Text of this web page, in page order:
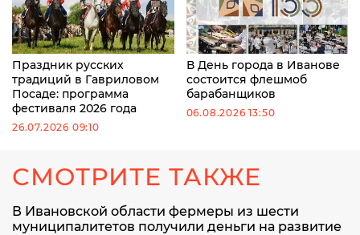
Праздник русских
традиций в Гавриловом
Посаде: программа
фестиваля 2026 года
26.07.2026 09:10
В День города в Иванове
состоится флешмоб
барабанщиков
06.08.2026 13:50
СМОТРИТЕ ТАКЖЕ
В Ивановской области фермеры из шести
муниципалитетов получили деньги на развитие